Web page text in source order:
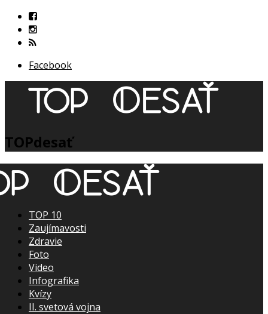
Facebook
TOPdesať
TOP 10
Zaujímavosti
Zdravie
Foto
Video
Infografika
Kvízy
II. svetová vojna